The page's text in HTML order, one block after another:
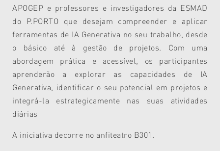
APOGEP e professores e investigadores da ESMAD
do P.PORTO que desejam compreender e aplicar
ferramentas de IA Generativa no seu trabalho, desde
o básico até à gestão de projetos. Com uma
abordagem prática e acessível, os participantes
aprenderão a explorar as capacidades de IA
Generativa, identificar o seu potencial em projetos e
integrá-la estrategicamente nas suas atividades
diárias
A iniciativa decorre no anfiteatro B301.